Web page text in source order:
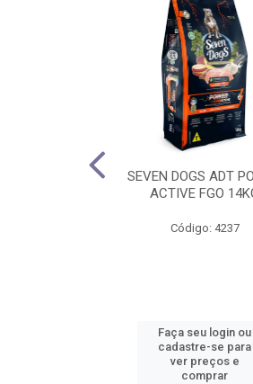
SEVEN DOGS ADT
ACTIVE FGO
Código: 4237
Faça seu login ou
cadastre-se para
ver preços e
comprar